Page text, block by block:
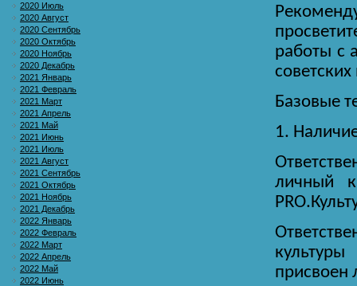
2020 Июль
2020 Август
2020 Сентябрь
2020 Октябрь
2020 Ноябрь
2020 Декабрь
2021 Январь
2021 Февраль
2021 Март
2021 Апрель
2021 Май
2021 Июнь
2021 Июль
2021 Август
2021 Сентябрь
2021 Октябрь
2021 Ноябрь
2021 Декабрь
2022 Январь
2022 Февраль
2022 Март
2022 Апрель
2022 Май
2022 Июнь
работы с
Базовые
1.
личный
присвоен